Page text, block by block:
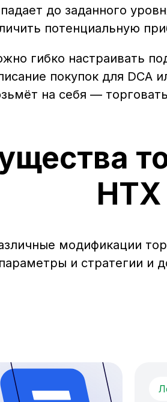
до заданного
потенциальную
гибко настраивать
покупок для DCA
на себя —
HTX
модификации
и стратегии и